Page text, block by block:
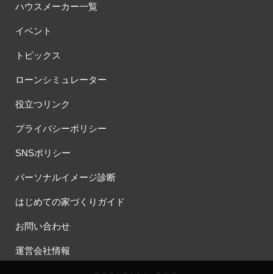
ハウスメーカー一覧
イベント
トピックス
ローンシミュレーター
役立つリンク
プライバシーポリシー
SNSポリシー
パーソナルイメージ診断
はじめての家づくりガイド
お問い合わせ
運営会社情報